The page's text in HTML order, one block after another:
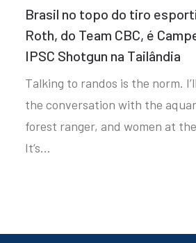
Brasil no topo do tiro
Roth, do Team CBC, é
IPSC Shotgun na Tailândia
Talking to randos is the norm.
the conversation with the
forest ranger, and women at
It’s…